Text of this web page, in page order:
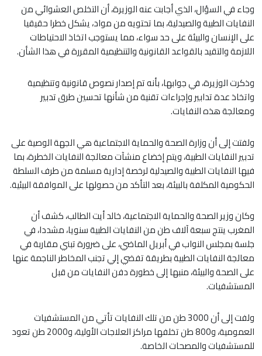
وجاء في السؤال، الذي أجابت عنه الوزيرة، أن التخلص العشوائي من
النفايات الطبية والصيدلية، بما تحتويه من مواد، يشكل خطرا حقيقيا
على الإنسان والبيئة على حد سواء، مما يستوجب اتخاذ الاحتياطات
اللازمة والتقيد بالقواعد القانونية والتنظيمية المقررة في هذا الشأن.
وذكرت الوزيرة، في جوابها، بأنه تم إصدار نصوص قانونية وتنظيمية
واتخاذ عدة تدابير وإجراءات تقنية من شأنها تحسين طرق تدبير
ومعالجة هذه النفايات.
ولفتت إلى أن وزارة الصحة والحماية الاجتماعية هي الجهة الوصية على
تدبير النفايات الطبية، ويتم إخضاع منشآت معالجة النفايات الخطرة، بما
فيها النفايات الطبية والصيدلية لرخصة إدارية مسلمة من طرف السلطة
الحكومية المكلفة بالبيئة، بعد التأكد من حصولها على الموافقة البيئية.
وكان وزير الصحة والحماية الاجتماعية، خالد أيت الطالب، كشف أن
المغرب ينتج سبعة آلاف طن من النفايات الطبية سنويا، مشددا، في
جلسة بمجلس النواب في أبريل الماضي، على ضرورة تبني مقاربة في
معالجة النفايات الطبية بطريقة تفضي إلي تجنب المخاطر الناجمة عنها
على الصحة والبيئة، منبها إلى خطورة دفن النفايات من قبل
المستشفيات.
ولفت إلى أن 3000 طن من تلك النفايات تأتي من المستشفيات
العمومية، و800 طن تخلفها مراكز العلاجات الأولية، و2000 طن تعود
للمستشفيات والمصحات الخاصة.